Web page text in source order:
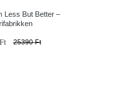
Less But Better –
25390 Ft